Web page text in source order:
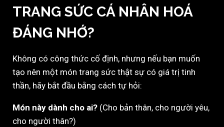
TRANG SỨC CÁ NHÂN HOÁ
ĐÁNG NHỚ?
Không có công thức cố định, nhưng nếu bạn muốn
tạo nên một món trang sức thật sự có giá trị tinh
thần, hãy bắt đầu bằng cách tự hỏi:
Món này dành cho ai? (Cho bản thân, cho người yêu,
cho người thân?)